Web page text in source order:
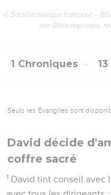
© Société biblique française –
une Bible imprimée,
1 Chroniques 13
Seuls les Évangiles sont
David décide
coffre sacré
1 David tint conseil avec